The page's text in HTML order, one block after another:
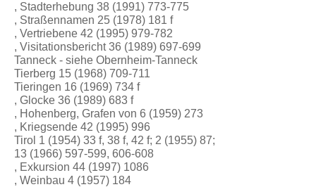
, Stadterhebung 38 (1991) 773-775
, Straßennamen 25 (1978) 181 f
, Vertriebene 42 (1995) 979-782
, Visitationsbericht 36 (1989) 697-699
Tanneck - siehe Obernheim-Tanneck
Tierberg 15 (1968) 709-711
Tieringen 16 (1969) 734 f
, Glocke 36 (1989) 683 f
, Hohenberg, Grafen von 6 (1959) 273
, Kriegsende 42 (1995) 996
Tirol 1 (1954) 33 f, 38 f, 42 f; 2 (1955) 87;
13 (1966) 597-599, 606-608
, Exkursion 44 (1997) 1086
, Weinbau 4 (1957) 184